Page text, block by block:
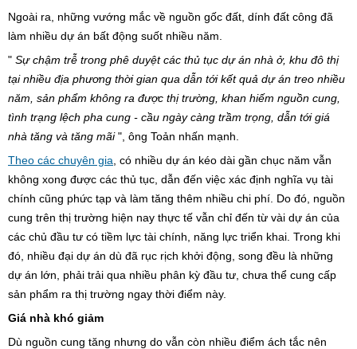
Ngoài ra, những vướng mắc về nguồn gốc đất, dính đất công đã
làm nhiều dự án bất động suốt nhiều năm.
" Sự chậm trễ trong phê duyệt các thủ tục dự án nhà ở, khu đô thị
tại nhiều địa phương thời gian qua dẫn tới kết quả dự án treo nhiều
năm, sản phẩm không ra được thị trường, khan hiếm nguồn cung,
tình trạng lệch pha cung - cầu ngày càng trầm trọng, dẫn tới giá
nhà tăng và tăng mãi", ông Toản nhấn mạnh.
Theo các chuyên gia , có nhiều dự án kéo dài gần chục năm vẫn
không xong được các thủ tục, dẫn đến việc xác định nghĩa vụ tài
chính cũng phức tạp và làm tăng thêm nhiều chi phí. Do đó, nguồn
cung trên thị trường hiện nay thực tế vẫn chỉ đến từ vài dự án của
các chủ đầu tư có tiềm lực tài chính, năng lực triển khai. Trong khi
đó, nhiều đại dự án dù đã rục rịch khởi động, song đều là những
dự án lớn, phải trải qua nhiều phân kỳ đầu tư, chưa thể cung cấp
sản phẩm ra thị trường ngay thời điểm này.
Giá nhà khó giảm
Dù nguồn cung tăng nhưng do vẫn còn nhiều điểm ách tắc nên